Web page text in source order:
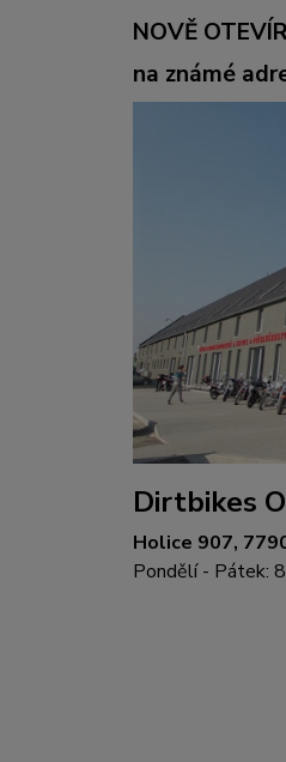
NOVĚ
na známé
Dirtbikes
Holice 907,
Pondělí - Pátek: